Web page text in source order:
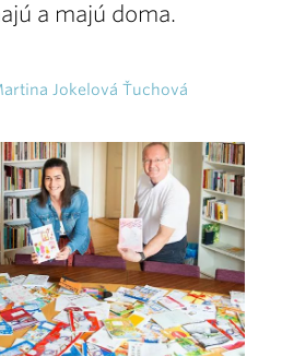
a majú doma.
Jokelová Ťuchová